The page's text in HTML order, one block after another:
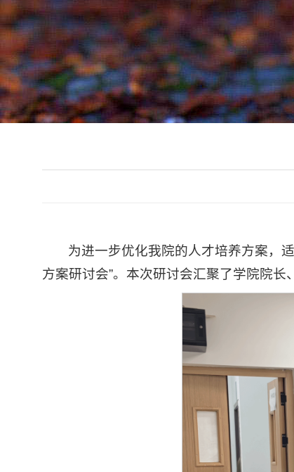
为进一步优化我院的人才培养方案，
方案研讨会”。本次研讨会汇聚了学院院